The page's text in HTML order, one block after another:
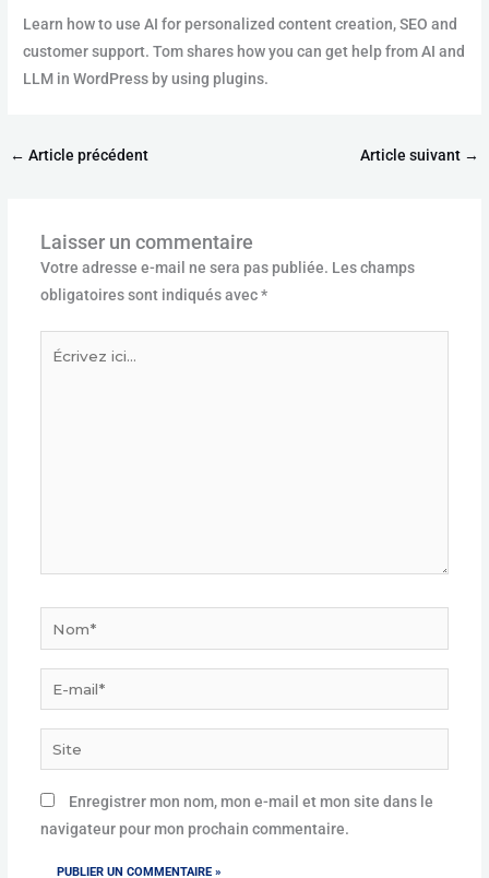
Learn how to use AI for personalized content creation, SEO and
customer support. Tom shares how you can get help from AI and
LLM in WordPress by using plugins.
← Article précédent Article suivant →
Laisser un commentaire
Votre adresse e-mail ne sera pas publiée. Les champs
obligatoires sont indiqués avec*
mail*
Site
Enregistrer mon nom, mon e-mail et mon site dans le
navigateur pour mon prochain commentaire.